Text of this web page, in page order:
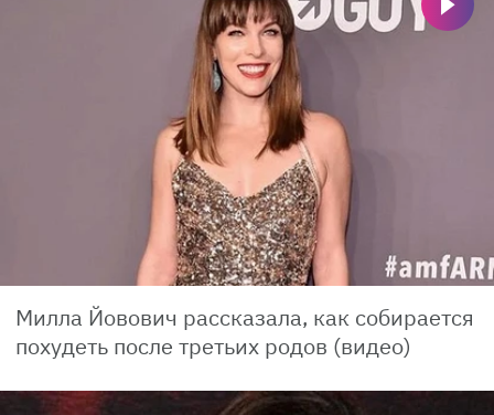
Милла Йовович рассказала, как собирается
похудеть после третьих родов (видео)